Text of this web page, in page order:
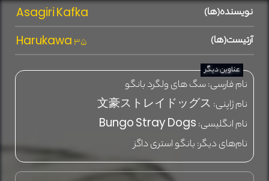
نویسنده(ها)
Asagiri Kafka
آرتیست(ها)
Harukawa 35
عناوین دیگر
نام فارسی:سگ های ولگرد بانگو
نام ژاپنی: 文豪ストレイドッグス
نام انگلیسی:Bungo Stray Dogs
نام‌های دیگر:بانگو استری داگز